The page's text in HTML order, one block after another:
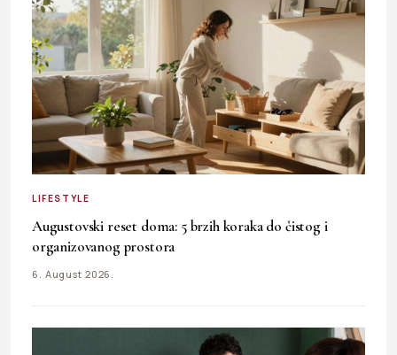
LIFESTYLE
Augustovski reset doma: 5 brzih koraka do čistog i
organizovanog prostora
6. August 2026.